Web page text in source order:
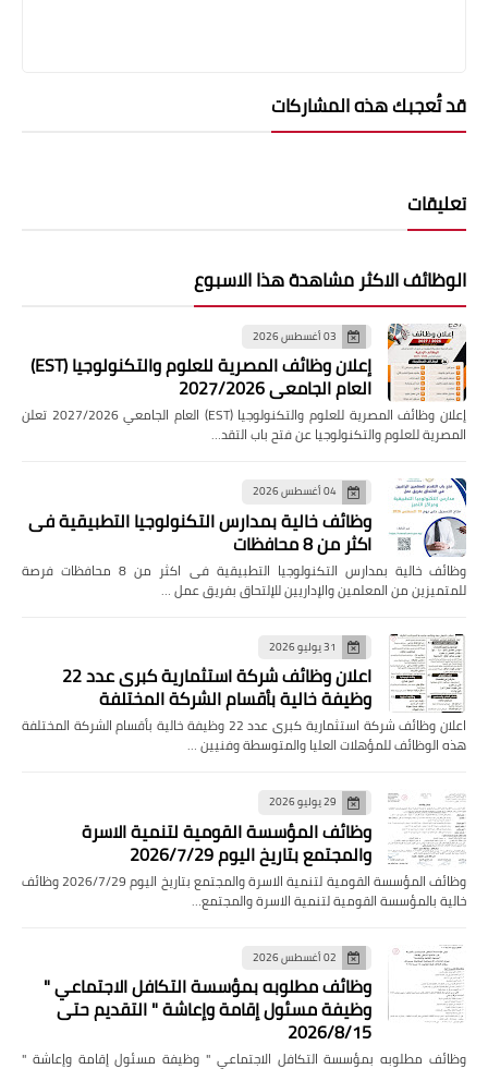
قد تُعجبك هذه المشاركات
تعليقات
الوظائف الاكثر مشاهدة هذا الاسبوع
03 أغسطس 2026
إعلان وظائف المصرية للعلوم والتكنولوجيا (EST)
العام الجامعي 2027/2026
إعلان وظائف المصرية للعلوم والتكنولوجيا (EST) العام الجامعي 2027/2026 تعلن
المصرية للعلوم والتكنولوجيا عن فتح باب التقد…
04 أغسطس 2026
وظائف خالية بمدارس التكنولوجيا التطبيقية فى
اكثر من 8 محافظات
وظائف خالية بمدارس التكنولوجيا التطبيقية فى اكثر من 8 محافظات فرصة
للمتميزين من المعلمين والإداريين للإلتحاق بفريق عمل …
31 يوليو 2026
اعلان وظائف شركة استثمارية كبرى عدد 22
وظيفة خالية بأقسام الشركة المختلفة
اعلان وظائف شركة استثمارية كبرى عدد 22 وظيفة خالية بأقسام الشركة المختلفة
هذه الوظائف للمؤهلات العليا والمتوسطة وفنيين …
29 يوليو 2026
وظائف المؤسسة القومية لتنمية الاسرة
والمجتمع بتاريخ اليوم 2026/7/29
وظائف المؤسسة القومية لتنمية الاسرة والمجتمع بتاريخ اليوم 2026/7/29 وظائف
خالية بالمؤسسة القومية لتنمية الاسرة والمجتمع…
02 أغسطس 2026
وظائف مطلوبه بمؤسسة التكافل الاجتماعي "
وظيفة مسئول إقامة وإعاشة " التقديم حتى
2026/8/15
وظائف مطلوبه بمؤسسة التكافل الاجتماعي " وظيفة مسئول إقامة وإعاشة "